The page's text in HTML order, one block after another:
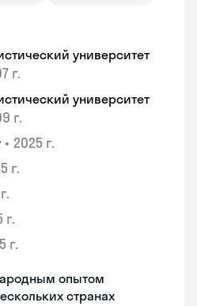
университет
г.
университет
г.
• 2025 г.
г.
г.
г.
опытом
странах